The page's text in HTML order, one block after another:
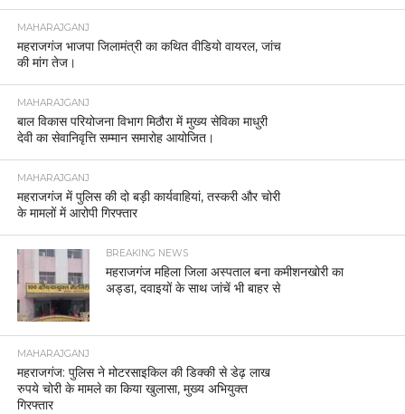
MAHARAJGANJ
महराजगंज भाजपा जिलामंत्री का कथित वीडियो वायरल, जांच
की मांग तेज।
MAHARAJGANJ
बाल विकास परियोजना विभाग मिठौरा में मुख्य सेविका माधुरी
देवी का सेवानिवृत्ति सम्मान समारोह आयोजित।
MAHARAJGANJ
महराजगंज में पुलिस की दो बड़ी कार्यवाहियां, तस्करी और चोरी
के मामलों में आरोपी गिरफ्तार
BREAKING NEWS
महराजगंज महिला जिला अस्पताल बना कमीशनखोरी का
अड्डा, दवाइयों के साथ जांचें भी बाहर से
MAHARAJGANJ
महराजगंज: पुलिस ने मोटरसाइकिल की डिक्की से डेढ़ लाख
रुपये चोरी के मामले का किया खुलासा, मुख्य अभियुक्त
गिरफ्तार